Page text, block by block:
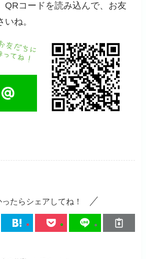
QRコードを読み込んで、お友
ね。
ったらシェアしてね！